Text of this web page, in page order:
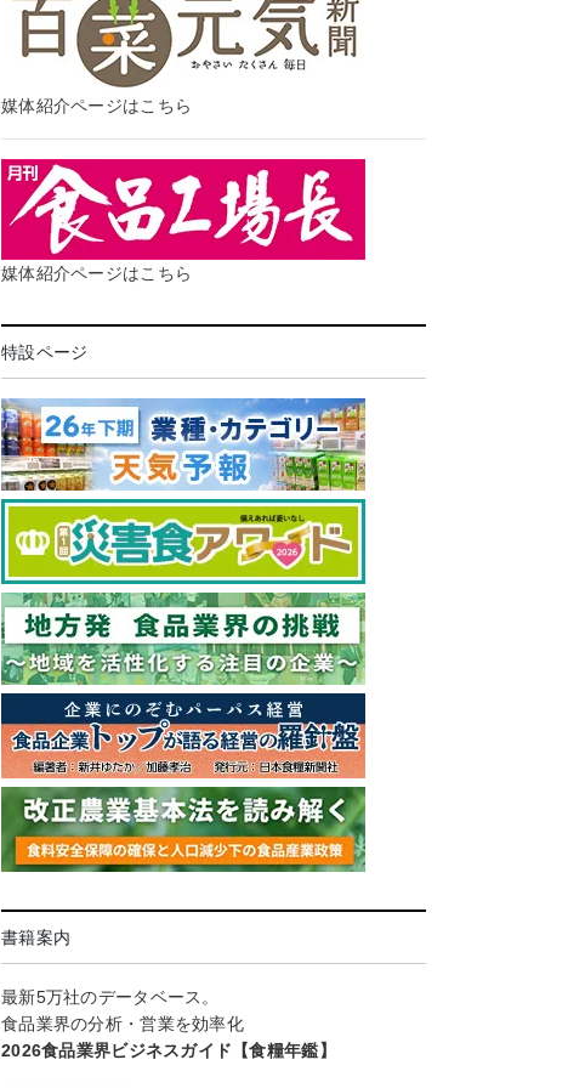
媒体紹介ページはこちら
媒体紹介ページはこちら
特設ページ
書籍案内
最新5万社のデータベース。
食品業界の分析・営業を効率化
2026食品業界ビジネスガイド【食糧年鑑】